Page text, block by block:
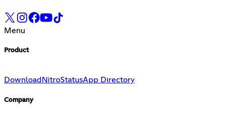
Menu
Product
Download NitroStatusApp Directory
Company